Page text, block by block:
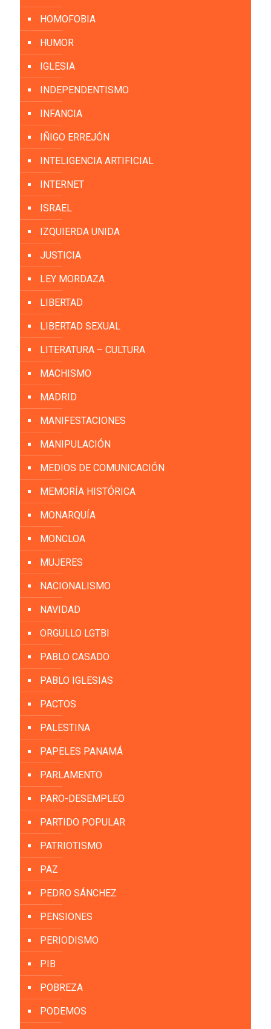
HOMOFOBIA
HUMOR
IGLESIA
INDEPENDENTISMO
INFANCIA
IÑIGO ERREJÓN
INTELIGENCIA ARTIFICIAL
INTERNET
ISRAEL
IZQUIERDA UNIDA
JUSTICIA
LEY MORDAZA
LIBERTAD
LIBERTAD SEXUAL
LITERATURA – CULTURA
MACHISMO
MADRID
MANIFESTACIONES
MANIPULACIÓN
MEDIOS DE COMUNICACIÓN
MEMORÍA HISTÓRICA
MONARQUÍA
MONCLOA
MUJERES
NACIONALISMO
NAVIDAD
ORGULLO LGTBI
PABLO CASADO
PABLO IGLESIAS
PACTOS
PALESTINA
PAPELES PANAMÁ
PARLAMENTO
PARO-DESEMPLEO
PARTIDO POPULAR
PATRIOTISMO
PAZ
PEDRO SÁNCHEZ
PENSIONES
PERIODISMO
PIB
POBREZA
PODEMOS